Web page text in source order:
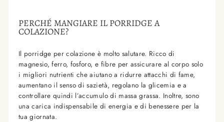
PERCHÉ MANGIARE IL PORRIDGE A
COLAZIONE?
Il porridge per colazione è molto salutare. Ricco di
magnesio, ferro, fosforo, e fibre per assicurare al corpo solo
i migliori nutrienti che aiutano a ridurre attacchi di fame,
aumentano il senso di sazietà, regolano la glicemia e a
controllare quindi l’accumulo di massa grassa. Inoltre, sono
una carica indispensabile di energia e di benessere per la
tua giornata.